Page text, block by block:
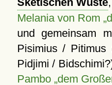
Melania von Rom
und gemeinsam
Pisimius /
Pidjimi /
Pambo „dem